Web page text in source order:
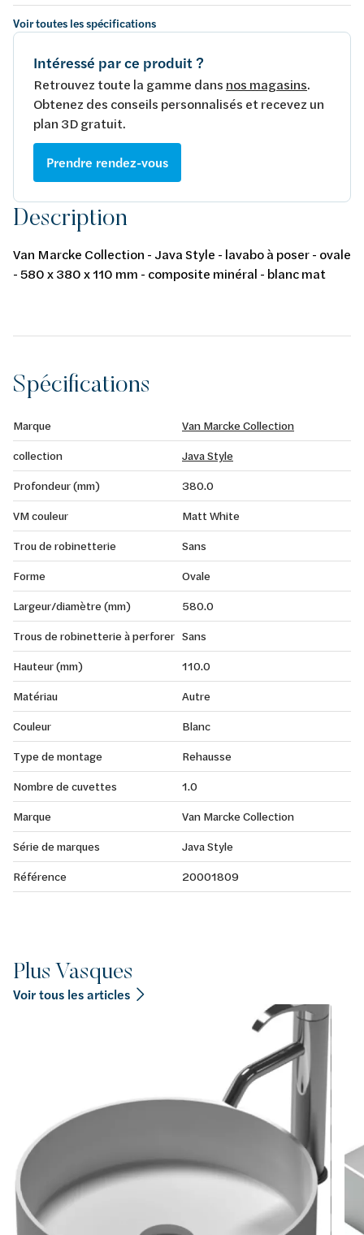
Voir toutes les spécifications
Intéressé par ce produit ?
Retrouvez toute la gamme dans nos magasins.
Obtenez des conseils personnalisés et recevez un
plan 3D gratuit.
Prendre rendez-vous
Description
Van Marcke Collection - Java Style - lavabo à poser - ovale
- 580 x 380 x 110 mm - composite minéral - blanc mat
Spécifications
Marque
Van Marcke Collection
collection
Java Style
Profondeur (mm)
380.0
VM couleur
Matt White
Trou de robinetterie
Sans
Forme
Ovale
Largeur/diamètre (mm)
580.0
Trous de robinetterie à perforer Sans
Hauteur (mm)
110.0
Matériau
Autre
Couleur
Blanc
Type de montage
Rehausse
Nombre de cuvettes
1.0
Marque
Van Marcke Collection
Série de marques
Java Style
Référence
20001809
Plus Vasques
Voir tous les articles